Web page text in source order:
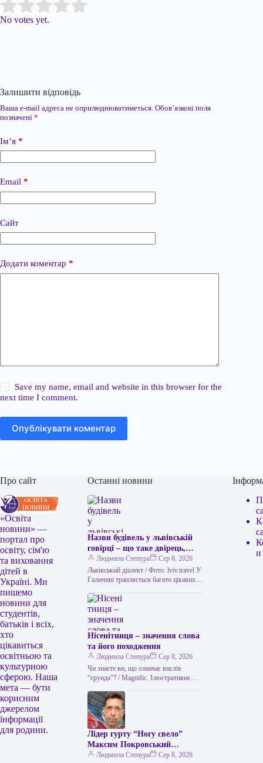
Rate this item:
No votes yet.
Залишити відповідь
Ваша e-mail адреса не оприлюднюватиметься. Обов’язкові поля
позначені *
Ім’я *
Email *
Сайт
Додати коментар *
Save my name, email and website in this browser for the
next time I comment.
Опублікувати коментар
Про сайт
«Освіта
новини» —
портал про
освіту, сім'ю
та виховання
дітей в
Україні. Ми
пишемо
новини для
студентів,
батьків і всіх,
хто
цікавиться
освітньою та
культурною
сферою. Наша
мета — бути
корисним
джерелом
інформації
для родини.
Останні новини
Назви будівель у львівській
говірці – що таке двірець,
креденс, кнайпа
Людмила Степура
Сер 8, 2026
Львівський діалект / Фото: lviv.travel У
Галичині трапляється багато цікавих
навіть досвідченого мандрівника. Тож
не дивно,…
Нісенітниця – значення слова
та його походження
Людмила Степура
Сер 8, 2026
Чи знаєте ви, що означає вислів
“єрунда”? / Magnific. Ілюстративне
виявляється цікавішою за його
пряме…
Лідер гурту “Ногу свело”
Максим Покровський
розповів про причини свого
Людмила Степура
Сер 8, 2026
и